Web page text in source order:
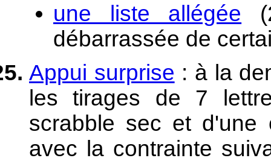
une liste allégée
débarrassée de
Appui surprise : à la
les tirages de 7
scrabble sec et d'une
avec la contrainte